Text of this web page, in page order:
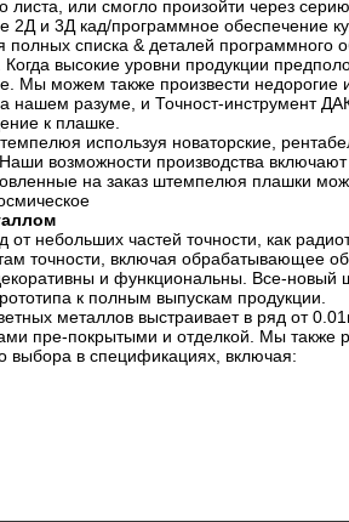
или смогло произойти через серию
2Д и 3Д кад/программное обеспечение
списка & деталей
высокие уровни продукции
Мы можем также произвести недорогие
нашем разуме, и Точност-инструмент
к плашке.
используя новаторские,
возможности производства
на заказ штемпелюя плашки
небольших частей точности, как
точности, включая обрабатывающее
и функциональны. Все-новый
к полным выпускам продукции.
металлов выстраивает в ряд от
пре-покрытыми и отделкой. Мы также
выбора в спецификациях, включая: